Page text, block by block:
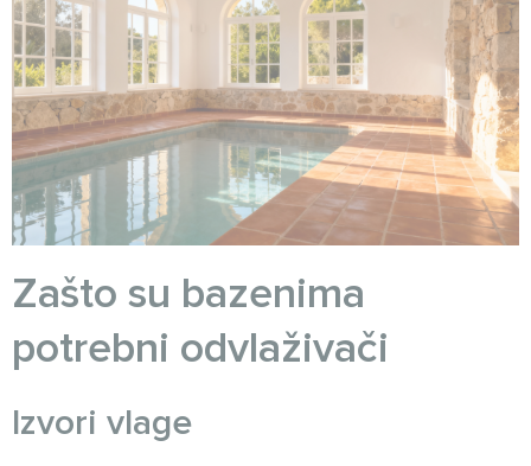
Zašto su bazenima
potrebni odvlaživači
Izvori vlage